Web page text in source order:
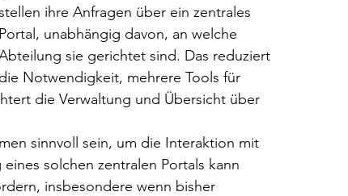
ihre Anfragen über ein zentrales
Portal, unabhängig davon, an welche
sie gerichtet sind. Das reduziert
die Notwendigkeit, mehrere Tools für
die Verwaltung und Übersicht über
sinnvoll sein, um die Interaktion mit
solchen zentralen Portals kann
insbesondere wenn bisher